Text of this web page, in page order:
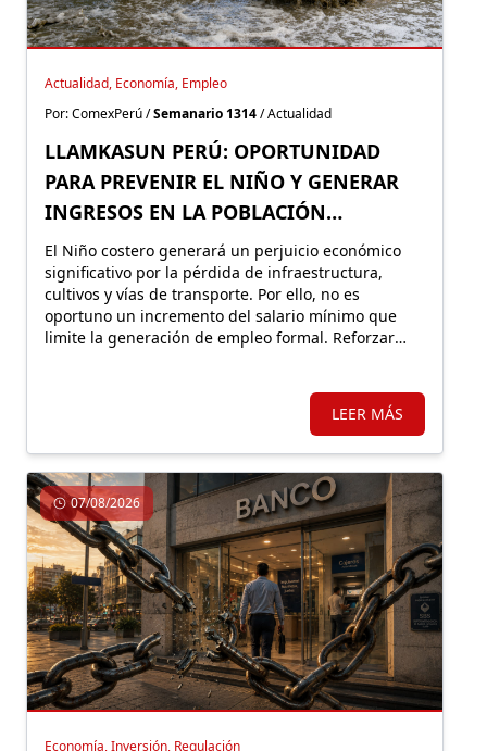
Actualidad, Economía, Empleo
Por: ComexPerú /Semanario 1314/ Actualidad
LLAMKASUN PERÚ: OPORTUNIDAD
PARA PREVENIR EL NIÑO Y GENERAR
INGRESOS EN LA POBLACIÓN
VULNERABLE
El Niño costero generará un perjuicio económico
significativo por la pérdida de infraestructura,
cultivos y vías de transporte. Por ello, no es
oportuno un incremento del salario mínimo que
limite la generación de empleo formal. Reforzar
en simultáneo, avanzar en obras de prevención.
LEER MÁS
07/08/2026
Economía, Inversión, Regulación